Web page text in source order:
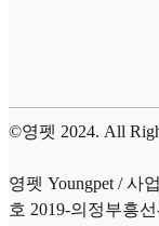
©영펫 2024. All
영펫 Youngpet / 사
호 2019-의정부흥